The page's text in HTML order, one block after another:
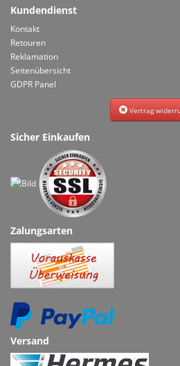
Kundendienst
Kontakt
Retouren
Reklamation
Seitenübersicht
GDPR Panel
Vertrag
Sicher Einkaufen
Zalungsarten
Versand